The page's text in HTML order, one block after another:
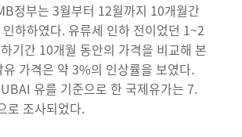
정부는 3월부터 12월까지 10개월간
하하였다. 유류세 인하 전이었던 1~2
기간 10개월 동안의 가격을 비교해 본
가격은 약 3%의 인상률을 보였다.
유를 기준으로 한 국제유가는 7.
로 조사되었다.